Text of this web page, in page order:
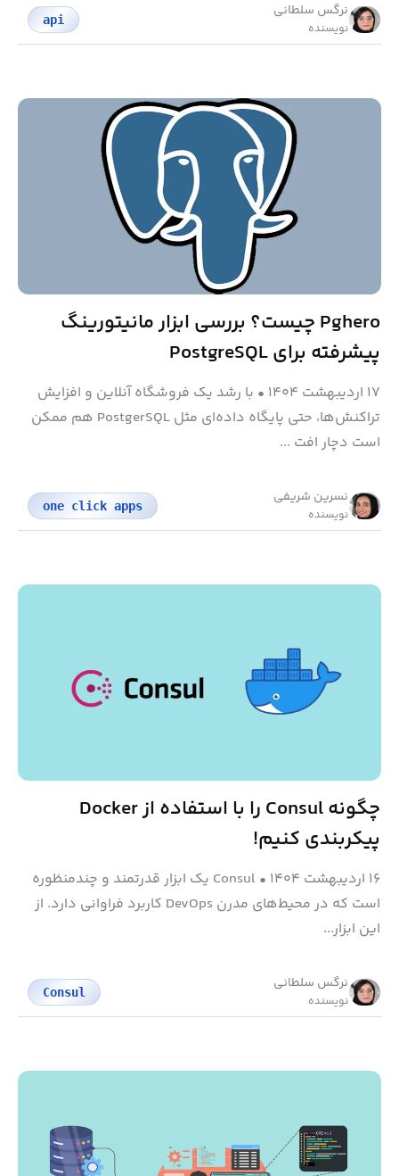
نرگس سلطانی
نویسنده
api
Pghero چیست؟ بررسی ابزار مانیتورینگ
پیشرفته برای PostgreSQL
۱۷ اردیبهشت ۱۴۰۴ • با رشد یک فروشگاه آنلاین و افزایش
تراکنش‌ها، حتی پایگاه داده‌ای مثل PostgerSQL هم ممکن
است دچار افت ...
نسرین شریفی
نویسنده
one click apps
چگونه Consul را با استفاده از Docker
پیکربندی کنیم!
۱۶ اردیبهشت ۱۴۰۴ •
Consul یک ابزار قدرتمند و چندمنظوره
است که در محیط‌های مدرن DevOps کاربرد فراوانی دارد. از
این ابزار...
نرگس سلطانی
نویسنده
Consul